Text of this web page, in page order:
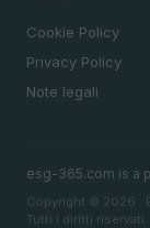
Cookie Policy
Privacy Policy
Note legali
esg-365.com is a
Copyright © 2026 ·
Tutti i diritti riservati